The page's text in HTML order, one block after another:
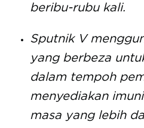
beribu-rubu kali.
Sputnik V
yang berbeza
dalam tempoh
menyediakan
masa yang lebih